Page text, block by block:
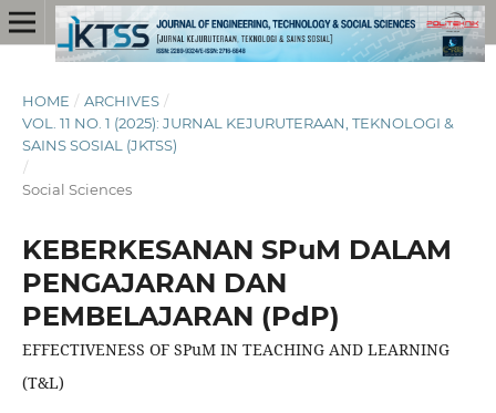
HOME / ARCHIVES /
VOL. 11 NO. 1 (2025): JURNAL KEJURUTERAAN, TEKNOLOGI &
SAINS SOSIAL (JKTSS)
/
Social Sciences
KEBERKESANAN SPuM DALAM
PENGAJARAN DAN
PEMBELAJARAN (PdP)
EFFECTIVENESS OF SPuM IN TEACHING AND LEARNING
(T&L)